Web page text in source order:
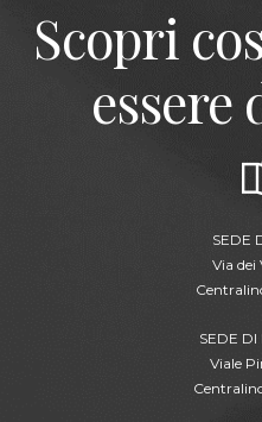
Scopri
essere
SEDE
Via dei
SEDE
Viale